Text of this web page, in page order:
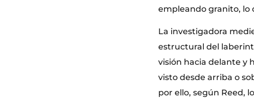
empleando granito, lo
La investigadora
estructural del
visión hacia delante y
visto desde arriba o
por ello, según Reed,